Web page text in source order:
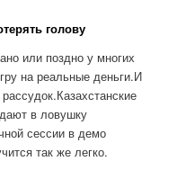
голову
или поздно у многих
на реальные деньги.И
в ловушку
сессии в демо
так же легко.